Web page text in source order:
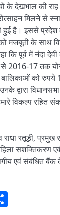
के देखभाल की
मिलने से
हुई है। इससे प्रदेश
मजबूती के साथ
कि पूर्व में नंदा
से 2016-17 तक
बालिकाओं को रुपये
द्वारा
विकल्प रहित
रतूड़ी,
सशक्तिकरण
एवं संबंधित बैंक